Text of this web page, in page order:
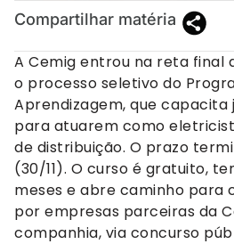
Compartilhar matéria
A Cemig entrou na reta final
o processo seletivo do
Aprendizagem, que capacita
para atuarem como
de distribuição. O prazo
(30/11). O curso é gratuito,
meses e abre caminho
por empresas parceiras da
companhia, via concurso